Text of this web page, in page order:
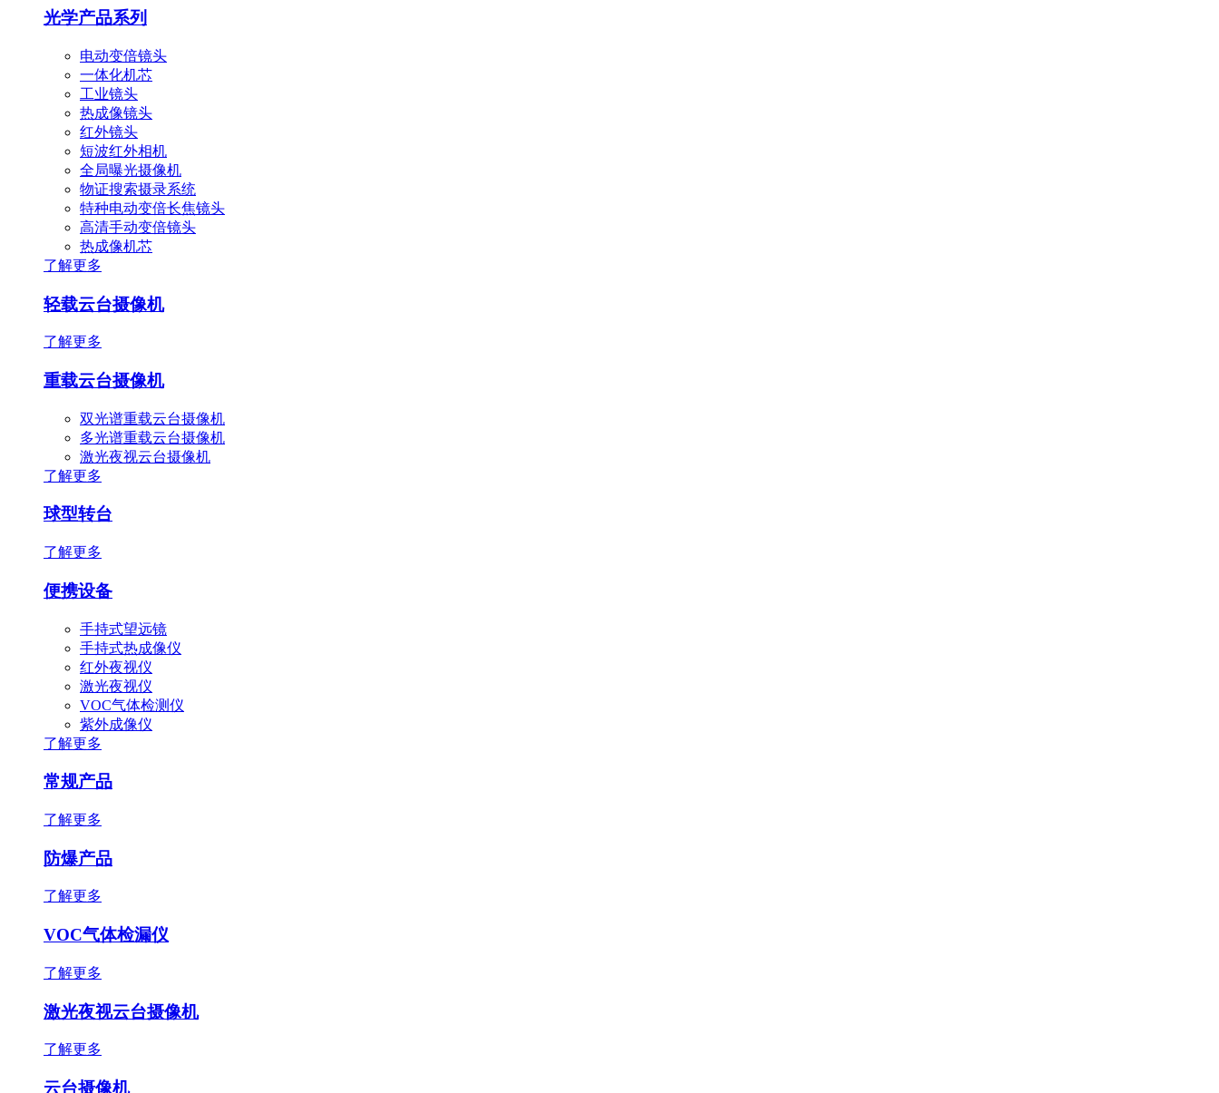
光学产品系列
电动变倍镜头
一体化机芯
工业镜头
热成像镜头
红外镜头
短波红外相机
全局曝光摄像机
物证搜索摄录系统
特种电动变倍长焦镜头
高清手动变倍镜头
热成像机芯
了解更多
轻载云台摄像机
了解更多
重载云台摄像机
双光谱重载云台摄像机
多光谱重载云台摄像机
激光夜视云台摄像机
了解更多
球型转台
了解更多
便携设备
手持式望远镜
手持式热成像仪
红外夜视仪
激光夜视仪
VOC气体检测仪
紫外成像仪
了解更多
常规产品
了解更多
防爆产品
了解更多
VOC气体检漏仪
了解更多
激光夜视云台摄像机
了解更多
云台摄像机